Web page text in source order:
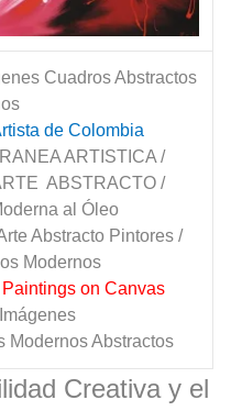
Cuadros Abstractos
de Colombia
ARTISTICA /
ABSTRACTO /
al Óleo
Abstracto Pintores /
Modernos
on Canvas
Modernos Abstractos
Creativa y el